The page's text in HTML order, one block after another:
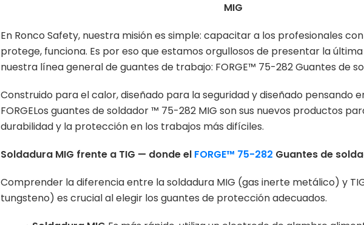
MIG
En Ronco Safety, nuestra misión es simple: capacitar a los profesionales
protege, funciona. Es por eso que estamos orgullosos de presentar la
nuestra línea general de guantes de trabajo: FORGE™ 75-282 Guantes de
Construido para el calor, diseñado para la seguridad y diseñado pensando
FORGELos guantes de soldador ™ 75-282 MIG son sus nuevos productos
durabilidad y la protección en los trabajos más difíciles.
Soldadura MIG frente a TIG — donde el FORGE™ 75-282 Guantes de
Comprender la diferencia entre la soldadura MIG (gas inerte metálico) y
tungsteno) es crucial al elegir los guantes de protección adecuados.